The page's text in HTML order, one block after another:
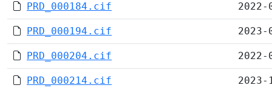
PRD_000184.cif
PRD_000194.cif
PRD_000204.cif
PRD_000214.cif